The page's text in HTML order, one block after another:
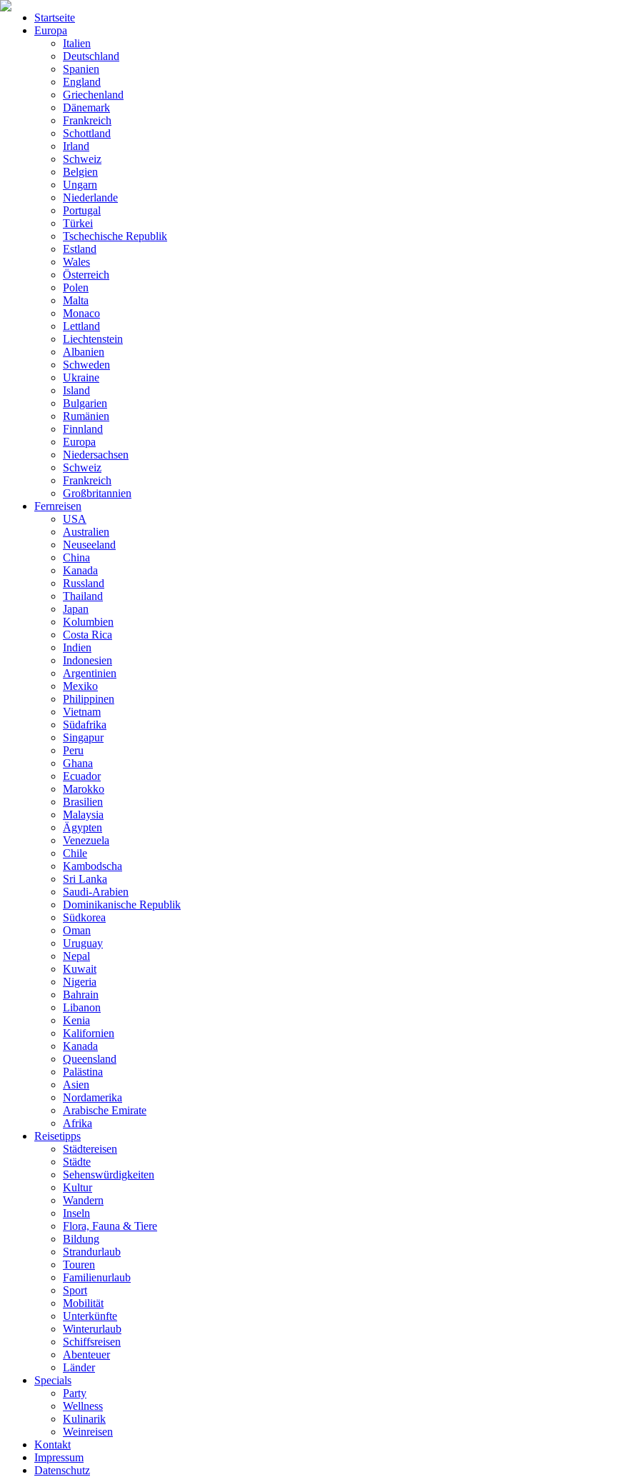
Startseite
Europa
Italien
Deutschland
Spanien
England
Griechenland
Dänemark
Frankreich
Schottland
Irland
Schweiz
Belgien
Ungarn
Niederlande
Portugal
Türkei
Tschechische Republik
Estland
Wales
Österreich
Polen
Malta
Monaco
Lettland
Liechtenstein
Albanien
Schweden
Ukraine
Island
Bulgarien
Rumänien
Finnland
Europa
Niedersachsen
Schweiz
Frankreich
Großbritannien
Fernreisen
USA
Australien
Neuseeland
China
Kanada
Russland
Thailand
Japan
Kolumbien
Costa Rica
Indien
Indonesien
Argentinien
Mexiko
Philippinen
Vietnam
Südafrika
Singapur
Peru
Ghana
Ecuador
Marokko
Brasilien
Malaysia
Ägypten
Venezuela
Chile
Kambodscha
Sri Lanka
Saudi-Arabien
Dominikanische Republik
Südkorea
Oman
Uruguay
Nepal
Kuwait
Nigeria
Bahrain
Libanon
Kenia
Kalifornien
Kanada
Queensland
Palästina
Asien
Nordamerika
Arabische Emirate
Afrika
Reisetipps
Städtereisen
Städte
Sehenswürdigkeiten
Kultur
Wandern
Inseln
Flora, Fauna & Tiere
Bildung
Strandurlaub
Touren
Familienurlaub
Sport
Mobilität
Unterkünfte
Winterurlaub
Schiffsreisen
Abenteuer
Länder
Specials
Party
Wellness
Kulinarik
Weinreisen
Kontakt
Impressum
Datenschutz